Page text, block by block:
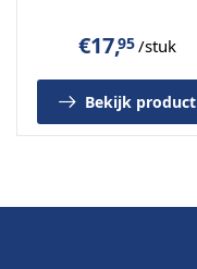
Amsterdam.
Hier zijn alle
stoffeerartikelenop
Belangrijk
€17,95/stuk
Bekijk product